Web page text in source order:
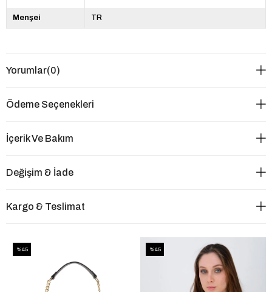
Menşei TR
Yorumlar(0)
Ödeme Seçenekleri
İçerik Ve Bakım
Değişim & İade
Kargo & Teslimat
%45 %45